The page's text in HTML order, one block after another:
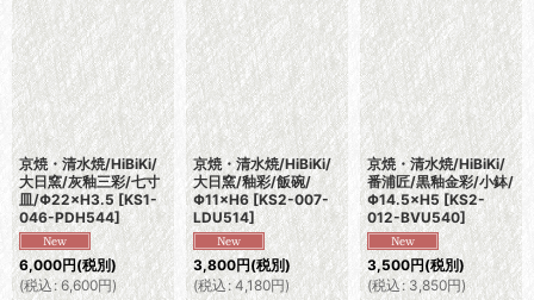
京焼・清水焼/HiBiKi/
大日窯/灰釉三彩/七寸
皿/Φ22×H3.5 [KS1-
046-PDH544]
6,000円(税別)
(税込: 6,600円)
京焼・清水焼/HiBiKi/
大日窯/釉彩/飯碗/
Φ11×H6 [KS2-007-
LDU514]
3,800円(税別)
(税込: 4,180円)
京焼・清水焼/HiBiKi/
番浦匠/黒釉金彩/小鉢/
Φ14.5×H5 [KS2-
012-BVU540]
3,500円(税別)
(税込: 3,850円)